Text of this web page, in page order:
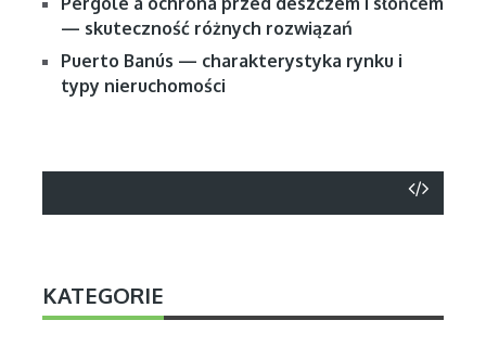
— skuteczność różnych rozwiązań
Puerto Banús — charakterystyka rynku i
typy nieruchomości
KATEGORIE